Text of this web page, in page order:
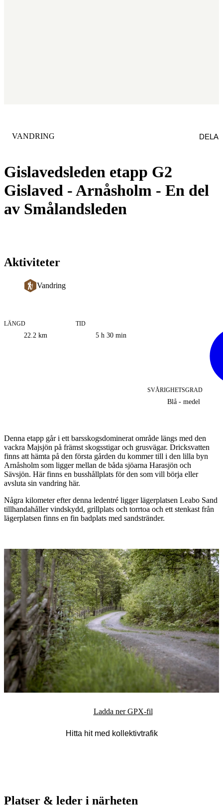
Gislavedsleden etapp G2
Gislaved - Arnåsholm - En del
av Smålandsleden
KATEGORI:
VANDRING DELA
Aktiviteter
Vandring
Information
LÄNGD
22.2 km
TID
5 h 30 min
SVÅRIGHETSGRAD
Blå - medel
Beskrivning
Denna etapp går i ett barsskogsdominerat område längs med den
vackra Majsjön på främst skogsstigar och grusvägar. Dricksvatten
finns att hämta på den första gården du kommer till i den lilla byn
Arnåsholm som ligger mellan de båda sjöarna Harasjön och
Sävsjön. Här finns en busshållplats för den som vill börja eller
avsluta sin vandring här.
Några kilometer efter denna ledentré ligger lägerplatsen Leabo Sand
tillhandahåller vindskydd, grillplats och torrtoa och ett stenkast från
lägerplatsen finns en fin badplats med sandstränder.
Bildspel
med
bilder
Ladda ner GPX-fil
Hitta hit med kollektivtrafik
Platser & leder i närheten